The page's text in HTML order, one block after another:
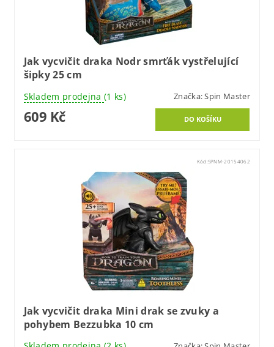
Jak vycvičit draka Nodr smrťák vystřelující
šipky 25 cm
Skladem prodejna (1 ks) Značka:Spin Master
609 Kč
Kód: SPNM-20154062
Jak vycvičit draka Mini drak se zvuky a
pohybem Bezzubka 10 cm